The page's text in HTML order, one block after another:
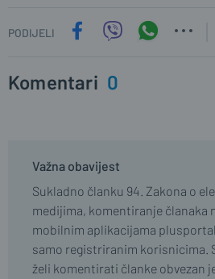
PODIJELI
Komentari 0
Važna obavijest
Sukladno članku 94. Zakona o
medijima, komentiranje članaka
mobilnim aplikacijama
samo registriranim korisnicima.
želi komentirati članke obvezan